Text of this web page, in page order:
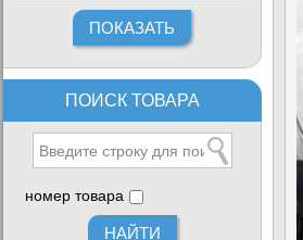
ПОИСК ТОВАРА
номер товара